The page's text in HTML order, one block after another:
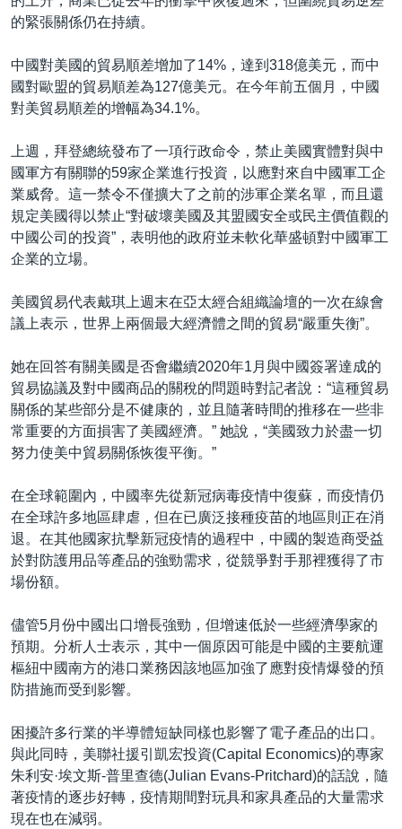
的緊張關係仍在持續。
中國對美國的貿易順差增加了14%，達到318億美元，而中
國對歐盟的貿易順差為127億美元。在今年前五個月，中國
對美貿易順差的增幅為34.1%。
上週，拜登總統發布了一項行政命令，禁止美國實體對與中
國軍方有關聯的59家企業進行投資，以應對來自中國軍工企
業威脅。這一禁令不僅擴大了之前的涉軍企業名單，而且還
規定美國得以禁止“對破壞美國及其盟國安全或民主價值觀的
中國公司的投資”，表明他的政府並未軟化華盛頓對中國軍工
企業的立場。
美國貿易代表戴琪上週末在亞太經合組織論壇的一次在線會
議上表示，世界上兩個最大經濟體之間的貿易“嚴重失衡”。
她在回答有關美國是否會繼續2020年1月與中國簽署達成的
貿易協議及對中國商品的關稅的問題時對記者說：“這種貿易
關係的某些部分是不健康的，並且隨著時間的推移在一些非
常重要的方面損害了美國經濟。” 她說，“美國致力於盡一切
努力使美中貿易關係恢復平衡。”
在全球範圍內，中國率先從新冠病毒疫情中復蘇，而疫情仍
在全球許多地區肆虐，但在已廣泛接種疫苗的地區則正在消
退。在其他國家抗擊新冠疫情的過程中，中國的製造商受益
於對防護用品等產品的強勁需求，從競爭對手那裡獲得了市
場份額。
儘管5月份中國出口增長強勁，但增速低於一些經濟學家的
預期。分析人士表示，其中一個原因可能是中國的主要航運
樞紐中國南方的港口業務因該地區加強了應對疫情爆發的預
防措施而受到影響。
困擾許多行業的半導體短缺同樣也影響了電子產品的出口。
與此同時，美聯社援引凱宏投資(Capital Economics)的專家
朱利安·埃文斯-普里查德(Julian Evans-Pritchard)的話說，隨
著疫情的逐步好轉，疫情期間對玩具和家具產品的大量需求
現在也在減弱。